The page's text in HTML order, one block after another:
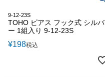
9-12-23S
TOHO ピアス フック式 シルバ
ー 1組入り 9-12-23S
¥198税込